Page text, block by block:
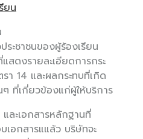
ยน
ระชาชนของผู้ร้องเรียน
สดงรายละเอียดการกระ
า 14 และผลกระทบที่เกิด
ที่เกี่ยวข้องแก่ผู้ให้บริการ
ละเอกสารหลักฐานที่
เอกสารแแล้ว บริษัทจะ